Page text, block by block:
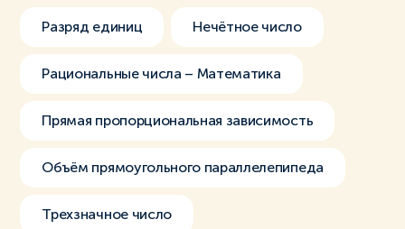
Разряд единиц Нечётное число
Рациональные числа – Математика
Прямая пропорциональная зависимость
Объём прямоугольного параллелепипеда
Трехзначное число